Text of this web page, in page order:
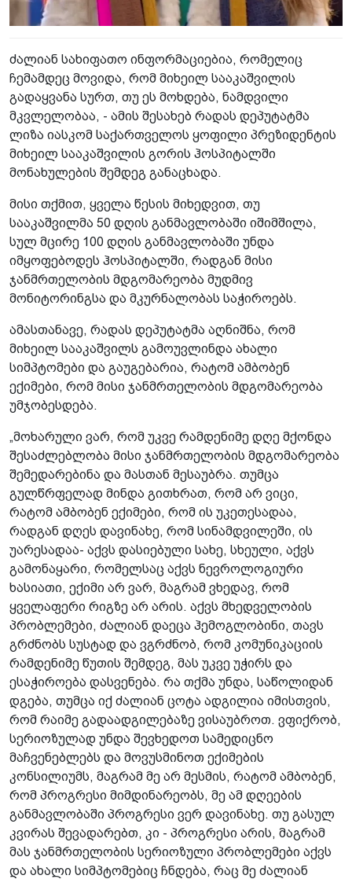
ძალიან სახიფათო ინფორმაციებია, რომელიც
ჩემამდეც მოვიდა, რომ მიხეილ სააკაშვილის
გადაყვანა სურთ, თუ ეს მოხდება, ნამდვილი
მკვლელობაა, - ამის შესახებ რადას დეპუტატმა
ლიზა იასკომ საქართველოს ყოფილი პრეზიდენტის
მიხეილ სააკაშვილის გორის ჰოსპიტალში
მონახულების შემდეგ განაცხადა.
მისი თქმით, ყველა წესის მიხედვით, თუ
სააკაშვილმა 50 დღის განმავლობაში იშიმშილა,
სულ მცირე 100 დღის განმავლობაში უნდა
იმყოფებოდეს ჰოსპიტალში, რადგან მისი
ჯანმრთელობის მდგომარეობა მუდმივ
მონიტორინგსა და მკურნალობას საჭიროებს.
ამასთანავე, რადას დეპუტატმა აღნიშნა, რომ
მიხეილ სააკაშვილს გამოუვლინდა ახალი
სიმპტომები და გაუგებარია, რატომ ამბობენ
ექიმები, რომ მისი ჯანმრთელობის მდგომარეობა
უმჯობესდება.
„მოხარული ვარ, რომ უკვე რამდენიმე დღე მქონდა
შესაძლებლობა მისი ჯანმრთელობის მდგომარეობა
შემედარებინა და მასთან მესაუბრა. თუმცა
გულწრფელად მინდა გითხრათ, რომ არ ვიცი,
რატომ ამბობენ ექიმები, რომ ის უკეთესადაა,
რადგან დღეს დავინახე, რომ სინამდვილეში, ის
უარესადაა- აქვს დასიებული სახე, სხეული, აქვს
გამონაყარი, რომელსაც აქვს ნევროლოგიური
ხასიათი, ექიმი არ ვარ, მაგრამ ვხედავ, რომ
ყველაფერი რიგზე არ არის. აქვს მხედველობის
პრობლემები, ძალიან დაეცა ჰემოგლობინი, თავს
გრძნობს სუსტად და ვგრძნობ, რომ კომუნიკაციის
რამდენიმე წუთის შემდეგ, მას უკვე უჭირს და
ესაჭიროება დასვენება. რა თქმა უნდა, საწოლიდან
დგება, თუმცა იქ ძალიან ცოტა ადგილია იმისთვის,
რომ რაიმე გადაადგილებაზე ვისაუბროთ. ვფიქრობ,
სერიოზულად უნდა შევხედოთ სამედიცნო
მაჩვენებლებს და მოვუსმინოთ ექიმების
კონსილიუმს, მაგრამ მე არ მესმის, რატომ ამბობენ,
რომ პროგრესი მიმდინარეობს, მე ამ დღეების
განმავლობაში პროგრესი ვერ დავინახე. თუ გასულ
კვირას შევადარებთ, კი - პროგრესი არის, მაგრამ
მას ჯანმრთელობის სერიოზული პრობლემები აქვს
და ახალი სიმპტომებიც ჩნდება, რაც მე ძალიან